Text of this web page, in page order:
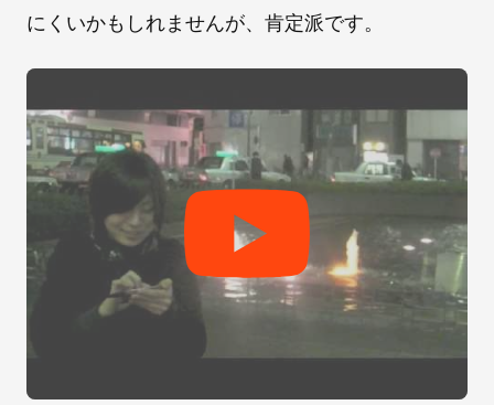
にくいかもしれませんが、肯定派です。